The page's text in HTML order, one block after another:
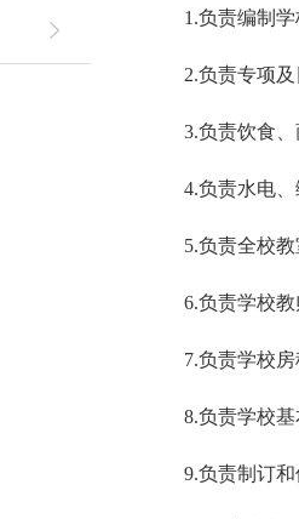
1.负责编制
2.负责专项
3.负责饮食
4.负责水电
5.负责全校
6.负责学校
7.负责学校
8.负责学校
9.负责制订